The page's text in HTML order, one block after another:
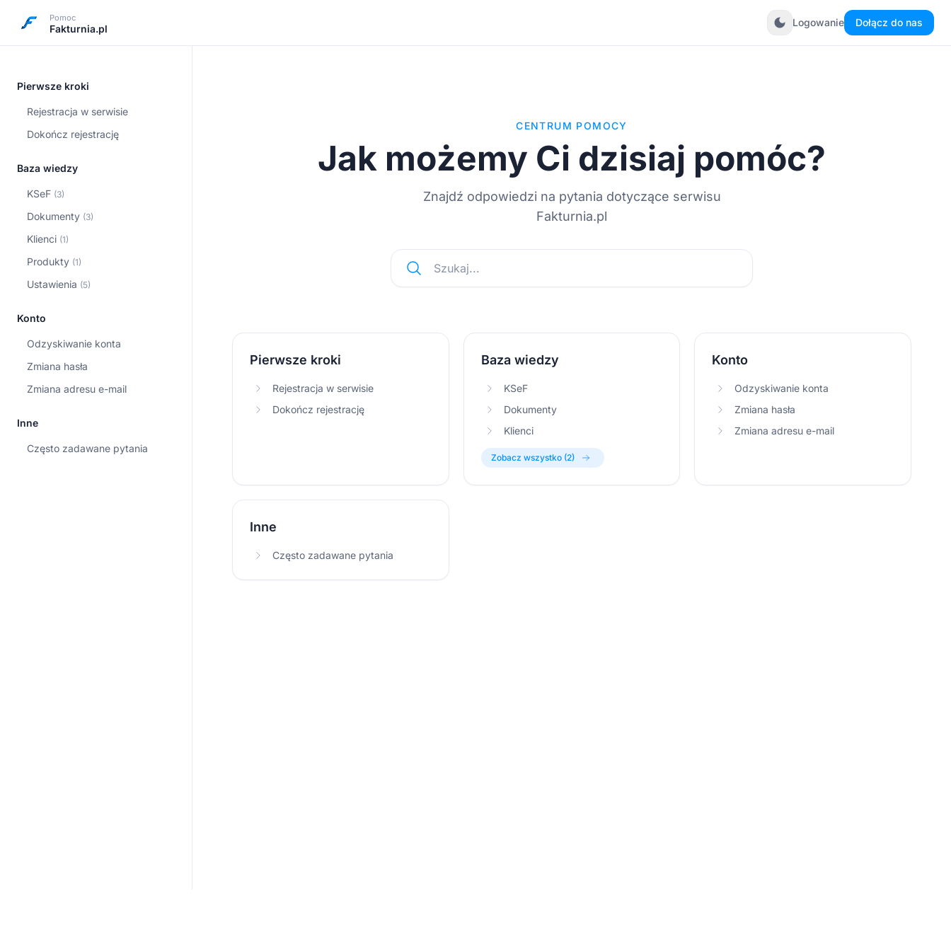
Pomoc
Fakturnia.pl dark_mode Logowanie Dołącz do nas
Pierwsze kroki
Rejestracja w serwisie
Dokończ rejestrację
Baza wiedzy
KSeF (3)
Dokumenty (3)
Klienci (1)
Produkty (1)
Ustawienia (5)
Konto
Odzyskiwanie konta
Zmiana hasła
Zmiana adresu e-mail
Inne
Często zadawane pytania
CENTRUM POMOCY
Jak możemy Ci dzisiaj pomóc?
Znajdź odpowiedzi na pytania dotyczące serwisu
Fakturnia.pl
Szukaj...
Pierwsze kroki
Rejestracja w serwisie
Dokończ rejestrację
Baza wiedzy
KSeF
Dokumenty
Klienci
Zobacz wszystko (2)
Konto
Odzyskiwanie konta
Zmiana hasła
Zmiana adresu e-mail
Inne
Często zadawane pytania